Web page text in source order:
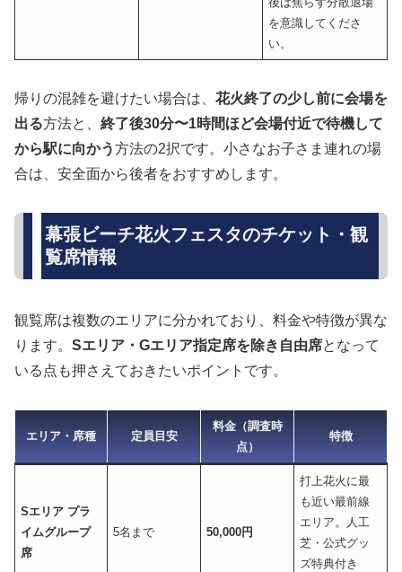
を意識してくださ
い。
帰りの混雑を避けたい場合は、 花火終了の少し前に会場を
出る方法と、 終了後30分〜1時間ほど会場付近で待機して
から駅に向かう方法の2択です。小さなお子さま連れの場
合は、安全面から後者をおすすめします。
幕張ビーチ花火フェスタのチケット・観
覧席情報
観覧席は複数のエリアに分かれており、料金や特徴が異な
ります。 Sエリア・Gエリア指定席を除き自由席となって
いる点も押さえておきたいポイントです。
エリア・席種 定員目安
料金（調査時
点）
特徴
Sエリア プラ
イムグループ
席
5名まで 50,000円
打上花火に最
も近い最前線
エリア。人工
芝・公式グッ
ズ特典付き